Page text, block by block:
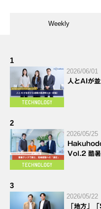
Weekly
1
2026/06/01
人とAIが
2
2026/05/25
Vol.2 酷暑
3
2026/05/22
「地方」